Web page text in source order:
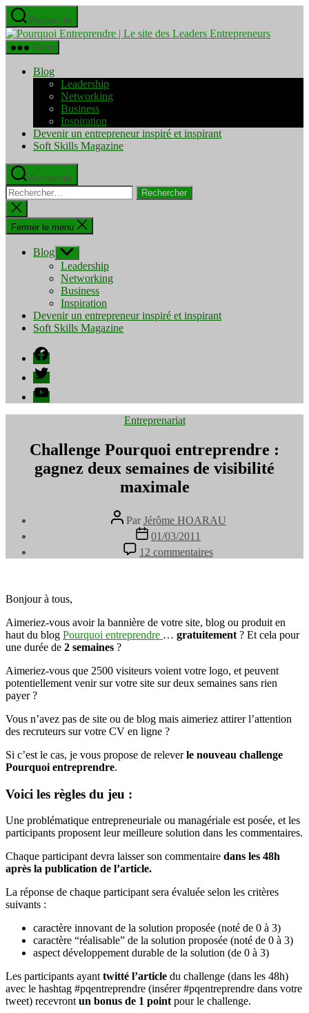
Aller
au
contenu
Recherche
Pourquoi
Menu
Blog
Leadership
Networking
Business
Inspiration
Devenir un entrepreneur inspiré et inspirant
Soft Skills Magazine
Recherche
Rechercher :
Fermer
la
recherche
Fermer le menu
Blog Afficher
le
sous-
menu
Leadership
Networking
Business
Inspiration
Devenir un entrepreneur inspiré et inspirant
Soft Skills Magazine
Facebook
Twitter
YouTube
Catégories
Entreprenariat
Challenge Pourquoi entreprendre :
gagnez deux semaines de visibilité
maximale
Auteur
de
l’article
Par Jérôme HOARAU
Date
de
l’article
01/03/2011
12 commentaires
Challenge
deux
semaines
maximale
Bonjour à tous,
Aimeriez-vous avoir la bannière de votre site, blog ou produit en
haut du blog Pourquoi entreprendre … gratuitement ? Et cela pour
une durée de 2 semaines ?
Aimeriez-vous que 2500 visiteurs voient votre logo, et peuvent
potentiellement venir sur votre site sur deux semaines sans rien
payer ?
Vous n’avez pas de site ou de blog mais aimeriez attirer l’attention
des recruteurs sur votre CV en ligne ?
Si c’est le cas, je vous propose de releverle nouveau challenge
Pourquoi entreprendre.
Voici les règles du jeu :
Une problématique entrepreneuriale ou managériale est posée, et les
participants proposent leur meilleure solution dans les commentaires.
Chaque participant devra laisser son commentaire dans les 48h
après la publication de l’article.
La réponse de chaque participant sera évaluée selon les critères
suivants :
caractère innovant de la solution proposée (noté de 0 à 3)
caractère “réalisable” de la solution proposée (noté de 0 à 3)
aspect développement durable de la solution (de 0 à 3)
Les participants ayant twitté l’article du challenge (dans les 48h)
avec le hashtag #pqentreprendre (insérer #pqentreprendre dans votre
tweet) recevront un bonus de 1 point pour le challenge.